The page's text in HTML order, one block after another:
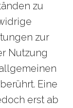
zu
zur
Nutzung
Eine
erst ab